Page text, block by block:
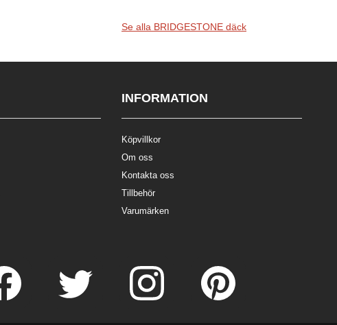
Se alla BRIDGESTONE däck
INFORMATION
Köpvillkor
Om oss
Kontakta oss
Tillbehör
Varumärken